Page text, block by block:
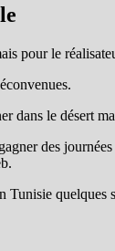
pour le
dans le désert
des
Tunisie